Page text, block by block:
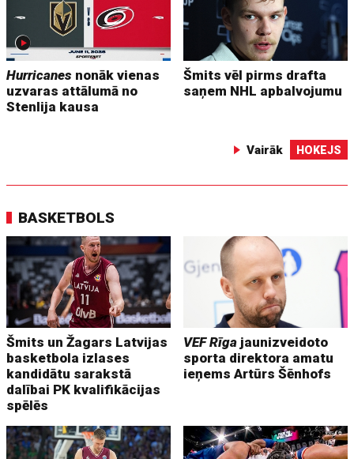
Hurricanes nonāk vienas
uzvaras attālumā no
Stenlija kausa
Šmits vēl pirms drafta
saņem NHL apbalvojumu
Vairāk HOKEJS
BASKETBOLS
Šmits un Žagars Latvijas
basketbola izlases
kandidātu sarakstā
dalībai PK kvalifikācijas
spēlēs
VEF Rīga jaunizveidoto
sporta direktora amatu
ieņems Artūrs Šēnhofs